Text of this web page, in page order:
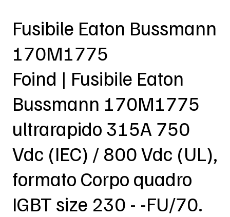
Fusibile Eaton Bussmann
170M1775
Foind | Fusibile Eaton
Bussmann 170M1775
ultrarapido 315A 750
Vdc (IEC) / 800 Vdc (UL),
formato Corpo quadro
IGBT size 230 - -FU/70.